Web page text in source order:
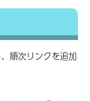
順次リンクを追加